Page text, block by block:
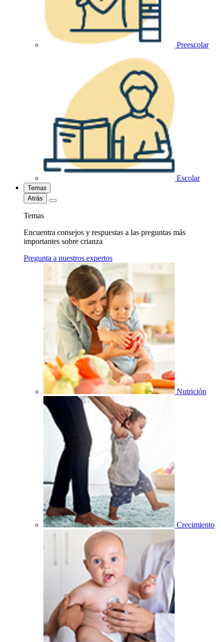
Preescolar
Escolar
Temas
Atrás
Temas
Encuentra consejos y respuestas a las preguntas más
importantes sobre crianza
Pregunta a nuestros expertos
Nutrición
Crecimiento